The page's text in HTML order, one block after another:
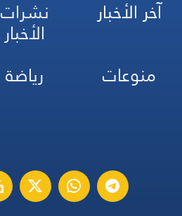
آخر الأخبار نشرات
الأخبار
منوعات
رياضة